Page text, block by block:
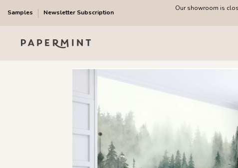
Samples Newsletter Subscription
Our showroom is